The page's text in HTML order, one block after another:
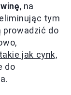
, na
tym
prowadzić do
jak cynk,
do